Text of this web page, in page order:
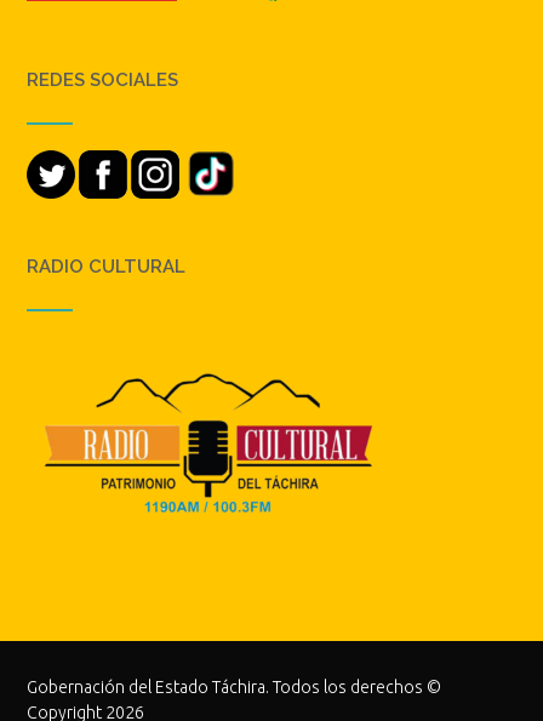
REDES SOCIALES
RADIO CULTURAL
Gobernación del Estado Táchira. Todos los derechos ©
Copyright 2026